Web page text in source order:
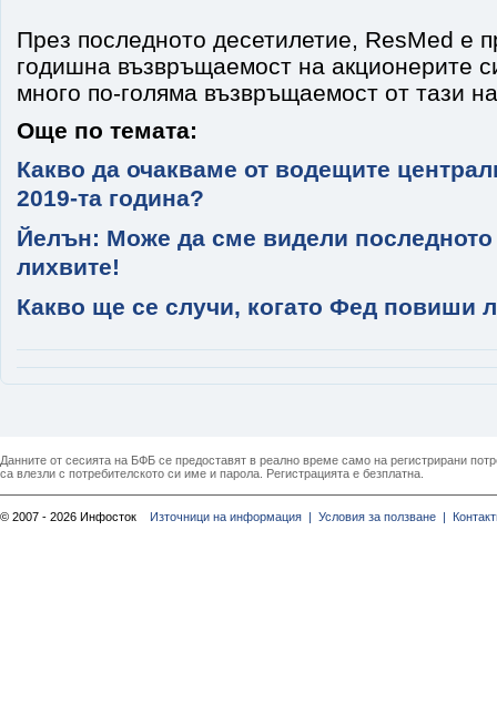
През последното десетилетие, ResMed е
годишна възвръщаемост на акционерите
много по-голяма възвръщаемост от тази
Още по темата:
Какво да очакваме от водещите
2019-та година?
Йелън: Може да сме видели
лихвите!
Какво ще се случи, когато Фед повиши
Данните от сесията на БФБ се предоставят в реално време само на регистрирани
са влезли с потребителското си име и парола. Регистрацията е безплатна.
© 2007 - 2026 Инфосток Източници на информация | Условия за ползване |